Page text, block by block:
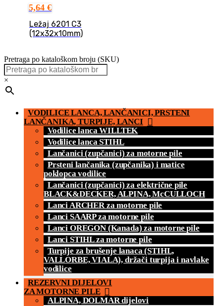
5,64 €
Ležaj 6201 C3
(12x32x10mm)
Pretraga po kataloškom broju (SKU)
×
VODILICE LANCA, LANČANICI, PRSTENI
LANČANIKA, TURPIJE, LANCI
Vodilice lanca WILLTEK
Vodilice lanca STIHL
Lančanici (zupčanici) za motorne pile
Prsteni lančanika (zupčanika) i matice
poklopca vodilice
Lančanici (zupčanici) za električne pile
BLACK&DECKER, ALPINA, McCULLOCH
Lanci ARCHER za motorne pile
Lanci SAARP za motorne pile
Lanci OREGON (Kanada) za motorne pile
Lanci STIHL za motorne pile
Turpije za brušenje lanaca (STIHL,
VALLORBE, VIALA), držači turpija i navlake
vodilice
REZERVNI DIJELOVI
ZA MOTORNE PILE
ALPINA, DOLMAR dijelovi